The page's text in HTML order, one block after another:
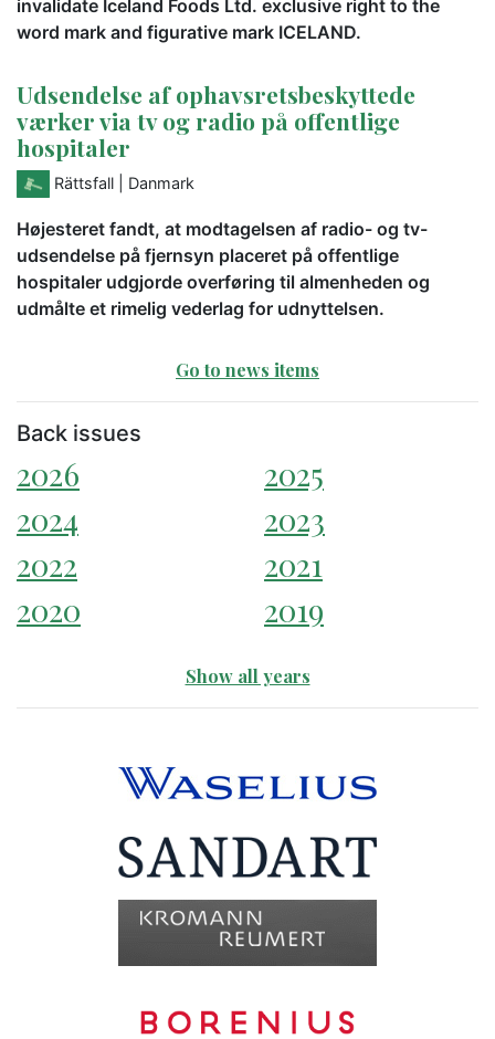
invalidate Iceland Foods Ltd. exclusive right to the
word mark and figurative mark ICELAND.
Udsendelse af ophavsretsbeskyttede
værker via tv og radio på offentlige
hospitaler
Rättsfall | Danmark
Højesteret fandt, at modtagelsen af radio- og tv-
udsendelse på fjernsyn placeret på offentlige
hospitaler udgjorde overføring til almenheden og
udmålte et rimelig vederlag for udnyttelsen.
Go to news items
Back issues
2026
2025
2024
2023
2022
2021
2020
2019
Show all years